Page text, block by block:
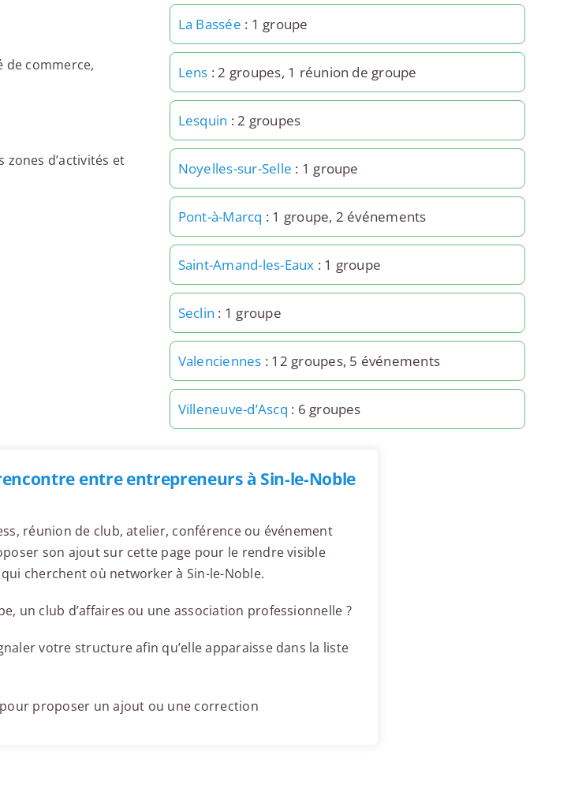
de commerce,
zones d’activités et
La Bassée : 1 groupe
Lens : 2 groupes, 1 réunion de groupe
Lesquin : 2 groupes
Noyelles-sur-Selle : 1 groupe
Pont-à-Marcq : 1 groupe, 2 événements
Saint-Amand-les-Eaux : 1 groupe
Seclin : 1 groupe
Valenciennes : 12 groupes, 5 événements
Villeneuve-d’Ascq : 6 groupes
entre entrepreneurs à Sin-le-Noble
réunion de club, atelier, conférence ou événement
son ajout sur cette page pour le rendre visible
cherchent où networker à Sin-le-Noble.
un club d’affaires ou une association professionnelle ?
votre structure afin qu’elle apparaisse dans la liste
pour proposer un ajout ou une correction